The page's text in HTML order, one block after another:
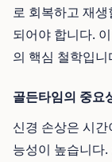
로 회복하고 재
되어야 합니다.
의 핵심 철학입니
골든타임의 중요
신경 손상은 시
능성이 높습니다